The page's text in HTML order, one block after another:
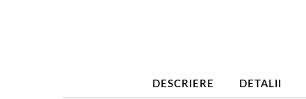
DESCRIERE DETALII